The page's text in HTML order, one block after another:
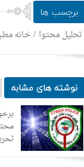
برچسب ها
تحلیل محتوا /خانه
نوشته های مشابه